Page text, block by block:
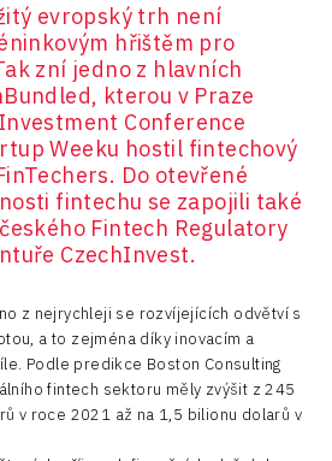
evropský trh není
hřištěm pro
zní jedno z hlavních
kterou v Praze
Conference
Weeku hostil fintechový
Do otevřené
fintechu se zapojili také
Fintech Regulatory
CzechInvest.
z nejrychleji se rozvíjejících odvětví s
a to zejména díky inovacím a
Podle predikce Boston Consulting
fintech sektoru měly zvýšit z 245
v roce 2021 až na 1,5 bilionu dolarů v